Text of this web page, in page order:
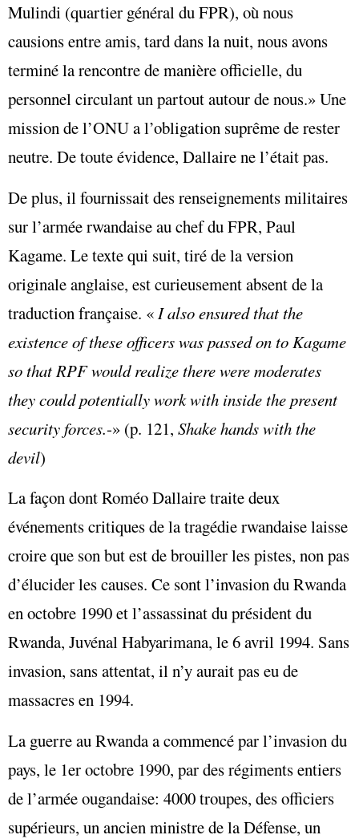
Mulindi (quartier général du FPR), où nous
causions entre amis, tard dans la nuit, nous avons
terminé la rencontre de manière officielle, du
personnel circulant un partout autour de nous.» Une
mission de l’ONU a l’obligation suprême de rester
neutre. De toute évidence, Dallaire ne l’était pas.
De plus, il fournissait des renseignements militaires
sur l’armée rwandaise au chef du FPR, Paul
Kagame. Le texte qui suit, tiré de la version
originale anglaise, est curieusement absent de la
traduction française. «I also ensured that the
existence of these officers was passed on to Kagame
so that RPF would realize there were moderates
they could potentially work with inside the present
security forces.‑» (p. 121, Shake hands with the
devil)
La façon dont Roméo Dallaire traite deux
événements critiques de la tragédie rwandaise laisse
croire que son but est de brouiller les pistes, non pas
d’élucider les causes. Ce sont l’invasion du Rwanda
en octobre 1990 et l’assassinat du président du
Rwanda, Juvénal Habyarimana, le 6 avril 1994. Sans
invasion, sans attentat, il n’y aurait pas eu de
massacres en 1994.
La guerre au Rwanda a commencé par l’invasion du
pays, le 1er octobre 1990, par des régiments entiers
de l’armée ougandaise: 4000 troupes, des officiers
supérieurs, un ancien ministre de la Défense, un